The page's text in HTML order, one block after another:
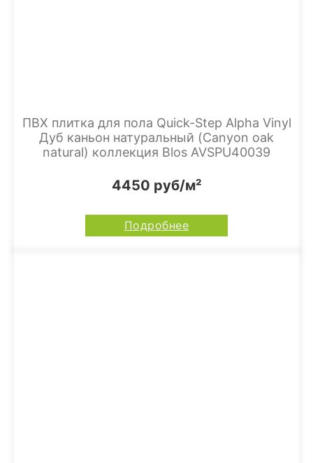
ПВХ плитка для пола Quick-Step Alpha Vinyl
Дуб каньон натуральный (Canyon oak
natural) коллекция Blos AVSPU40039
4450 руб/м²
Подробнее